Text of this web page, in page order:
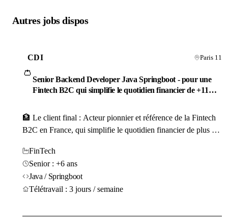
Autres jobs dispos
CDI Paris 11
👛
Senior Backend Developer Java Springboot - pour une
Fintech B2C qui simplifie le quotidien financier de +11
🏦 Le client final : Acteur pionnier et référence de la Fintech
B2C en France, qui simplifie le quotidien financier de plus de
indépendante des institutions bancaires. Une application
mobile phare permettant de gérer son budget
automatiquement, d'optimiser ses dépenses (cashback)...
FinTech
Senior : +6 ans
Java / Springboot
Télétravail : 3 jours / semaine